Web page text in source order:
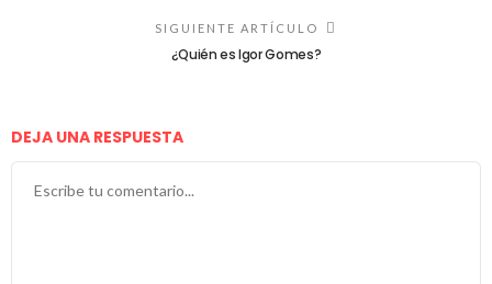
SIGUIENTE ARTÍCULO
¿Quién es Igor Gomes?
DEJA UNA RESPUESTA